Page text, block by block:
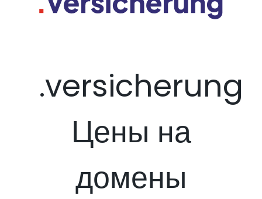
.versicherung
Цены на
домены